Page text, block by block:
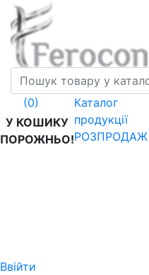
(0)
У КОШИКУ
ПОРОЖНЬО!
Каталог
продукції
РОЗПРОДАЖ
Ввійти